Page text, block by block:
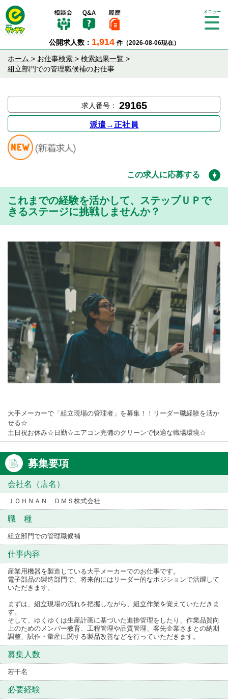
公開求人数： 1,914 件（2026-08-06現在）
Tog
ホーム > お仕事検索 > 検索結果一覧 >
組立部門での管理職候補のお仕事
求人番号： 29165
派遣→正社員
この求人に応募する
これまでの経験を活かして、ステップＵＰで
きるステージに挑戦しませんか？
大手メーカーで「組立現場の管理者」を募集！！リーダー職経験を活か
せる☆
土日祝お休み☆日勤☆エアコン完備のクリーンで快適な職場環境☆
募集要項
会社名（店名）
ＪＯＨＮＡＮ ＤＭＳ株式会社
職 種
組立部門での管理職候補
仕事内容
産業用機器を製造している大手メーカーでのお仕事です。
電子部品の製造部門で、将来的にはリーダー的なポジションで活躍して
いただきます。
まずは、組立現場の流れを把握しながら、組立作業を覚えていただきま
す。
そして、ゆくゆくは生産計画に基づいた進捗管理をしたり、作業品質向
上のためのメンバー教育、工程管理や品質管理、客先企業さまとの納期
調整、試作・量産に関する製品改善などを行っていただきます。
募集人数
若干名
必要経験